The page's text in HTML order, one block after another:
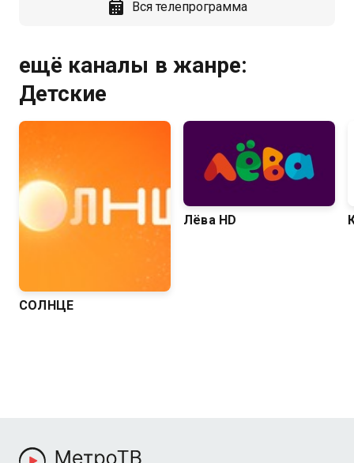
Вся телепрограмма
ещё каналы в жанре:
Детские
СОЛНЦЕ
Лёва HD